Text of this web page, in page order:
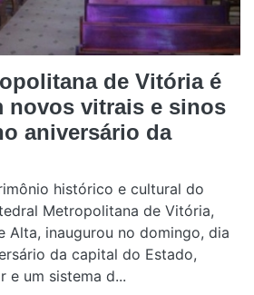
de Vitória é
novos vitrais e sinos
aniversário da
histórico e cultural do
Metropolitana de Vitória,
Alta, inaugurou no domingo, dia
da capital do Estado,
e um sistema d...